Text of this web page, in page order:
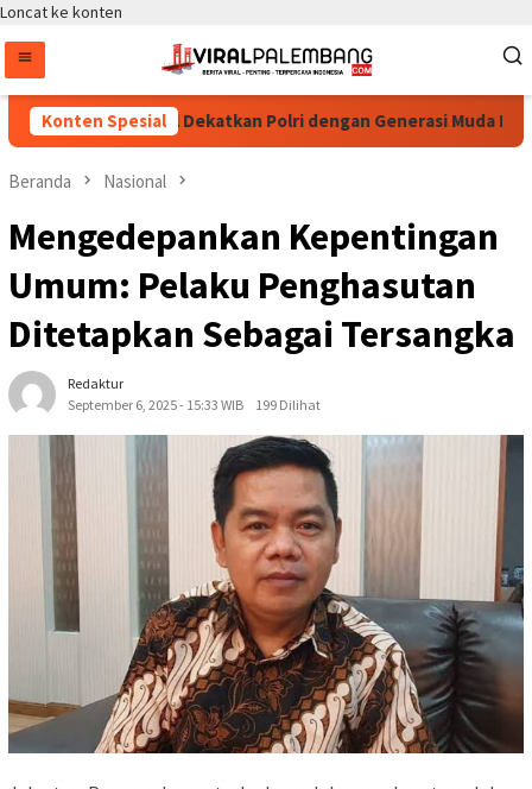
Loncat ke konten
Konten Spesial
Berhasil Dekatkan Polri dengan Generasi Muda Lewat E-
Beranda Nasional
Mengedepankan Kepentingan
Umum: Pelaku Penghasutan
Ditetapkan Sebagai Tersangka
Redaktur
September 6, 2025 - 15:33 WIB
199 Dilihat